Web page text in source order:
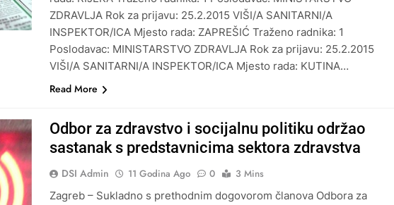
ZDRAVLJA Rok za prijavu: 25.2.2015 VIŠI/A SANITARNI/A
INSPEKTOR/ICA Mjesto rada: ZAPREŠIĆ Traženo radnika: 1
Poslodavac: MINISTARSTVO ZDRAVLJA Rok za prijavu: 25.2.2015
VIŠI/A SANITARNI/A INSPEKTOR/ICA Mjesto rada: KUTINA…
Read More
Odbor za zdravstvo i socijalnu politiku održao
sastanak s predstavnicima sektora zdravstva
DSI Admin 11 Godina Ago 0
3 Mins
Zagreb – Sukladno s prethodnim dogovorom članova Odbora za